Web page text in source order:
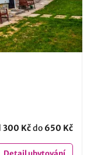
300 Kčdo 650 Kč